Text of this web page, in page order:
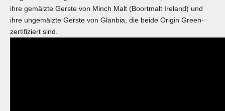
ihre gemälzte Gerste von Minch Malt (Boortmalt Ireland) und
ihre ungemälzte Gerste von Glanbia, die beide Origin Green-
zertifiziert sind.